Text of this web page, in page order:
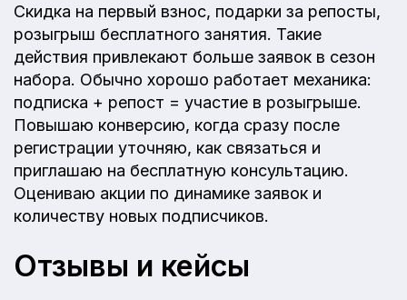
Скидка на первый взнос, подарки за репосты,
розыгрыш бесплатного занятия. Такие
действия привлекают больше заявок в сезон
набора. Обычно хорошо работает механика:
подписка + репост = участие в розыгрыше.
Повышаю конверсию, когда сразу после
регистрации уточняю, как связаться и
приглашаю на бесплатную консультацию.
Оцениваю акции по динамике заявок и
количеству новых подписчиков.
Отзывы и кейсы